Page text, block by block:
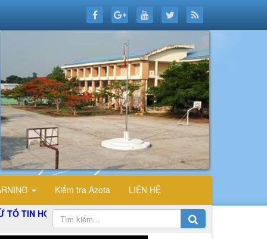
Kiểm tra Azota
LIÊN HỆ
TRƯỜNG THPT ĐỖ CÔNG TƯỜNG